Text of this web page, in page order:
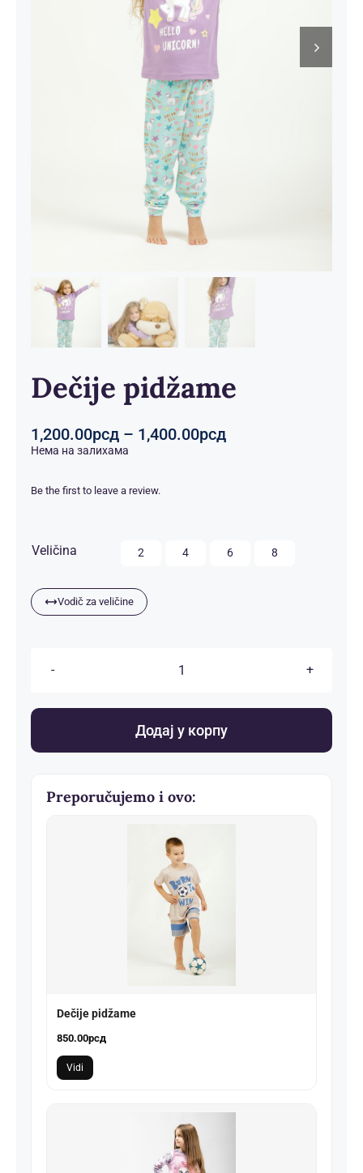
Dečije pidžame
1,200.00рсд – 1,400.00рсдРаспон
Нема на залихама
Be the first to leave a review.
Veličina 2 4 6 8
Vodič za veličine
Dečije
количина
Додај у корпу
Preporučujemo i ovo:
Dečije pidžame
850.00рсд
Vidi